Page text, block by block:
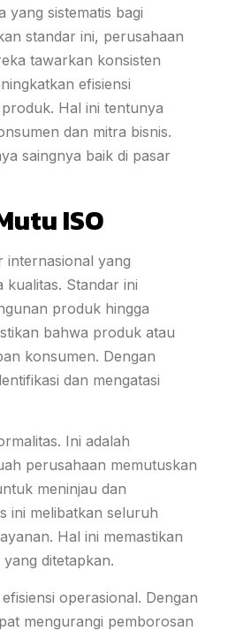
yang sistematis bagi
standar ini, perusahaan
tawarkan konsisten
efisiensi
Hal ini tentunya
dan mitra bisnis.
saingnya baik di pasar
ISO
internasional yang
kualitas. Standar ini
produk hingga
bahwa produk atau
konsumen. Dengan
dan mengatasi
Ini adalah
perusahaan memutuskan
meninjau dan
ini melibatkan seluruh
Hal ini memastikan
ditetapkan.
operasional. Dengan
mengurangi pemborosan